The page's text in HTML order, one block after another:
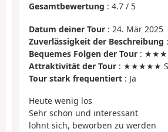
Gesamtbewertung : 4.7 / 5
Datum deiner Tour : 24. Mär 2025
Zuverlässigkeit der Beschreibung
Bequemes Folgen der Tour :
Attraktivität der Tour : ★★★★★
Tour stark frequentiert : Ja
Heute wenig los
Sehr schön und interessant
lohnt sich, beworben zu werden